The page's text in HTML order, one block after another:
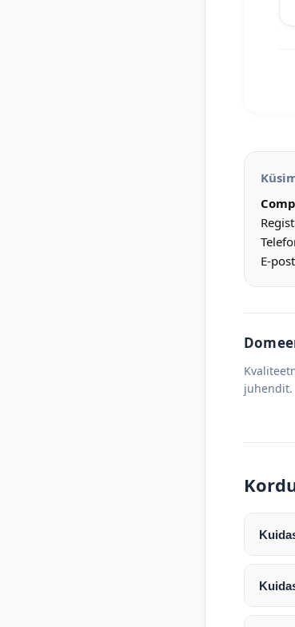
E-
juhendit.
Pärast
enda
Pärast